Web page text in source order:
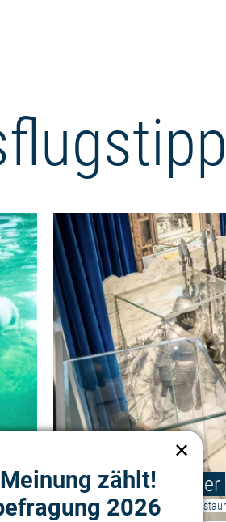
©
Weiterlesen: "Zoos und
Museen für Kinder
Anfassen, mitmachen und
zählt!
2026
✕